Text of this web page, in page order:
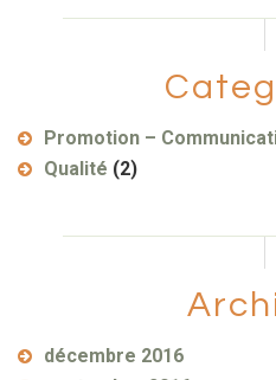
Promotion –
Qualité (2)
décembre 2016